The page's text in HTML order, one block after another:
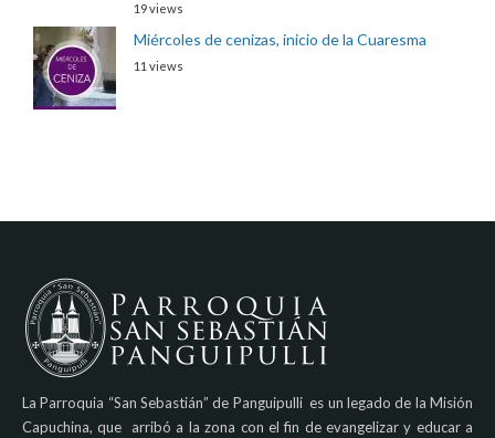
19 views
Miércoles de cenizas, inicio de la Cuaresma
11 views
La Parroquia “San Sebastián” de Panguipulli es un legado de la Misión
Capuchina, que arribó a la zona con el fin de evangelizar y educar a